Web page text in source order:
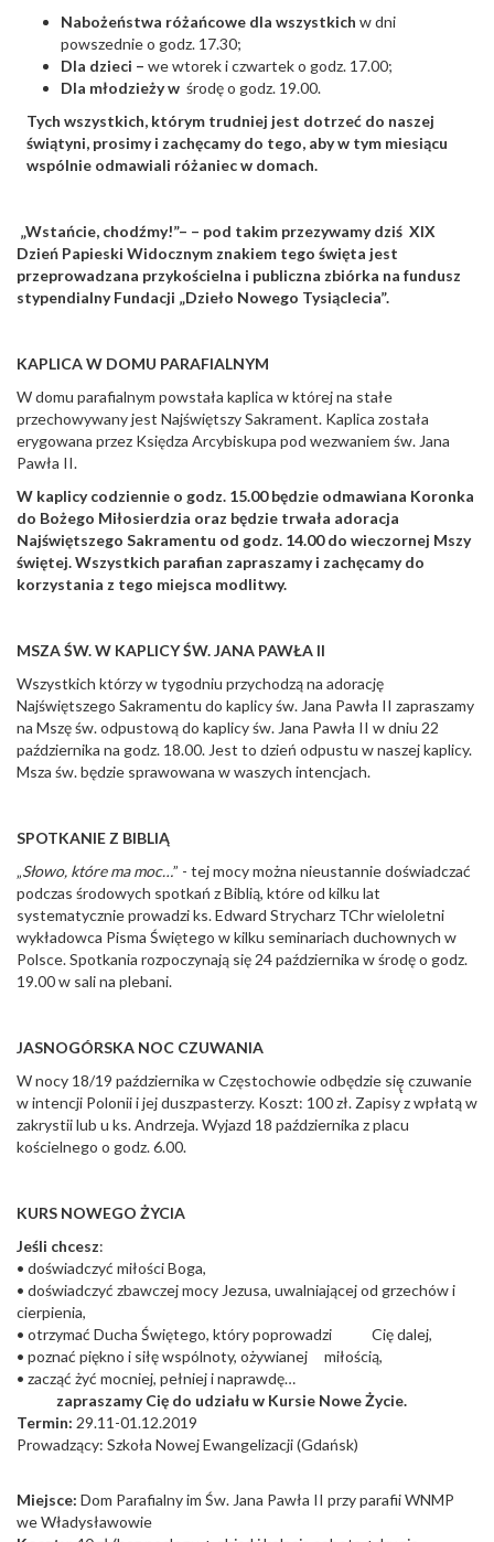
Nabożeństwa różańcowe dla wszystkich w dni
powszednie o godz. 17.30;
Dla dzieci – we wtorek i czwartek o godz. 17.00;
Dla młodzieży w środę o godz. 19.00.
Tych wszystkich, którym trudniej jest dotrzeć do naszej
świątyni, prosimy i zachęcamy do tego, aby w tym miesiącu
wspólnie odmawiali różaniec w domach.
„Wstańcie, chodźmy!”– – pod takim przezywamy dziś XIX
Dzień Papieski Widocznym znakiem tego święta jest
przeprowadzana przykościelna i publiczna zbiórka na fundusz
stypendialny Fundacji „Dzieło Nowego Tysiąclecia”.
KAPLICA W DOMU PARAFIALNYM
W domu parafialnym powstała kaplica w której na stałe
przechowywany jest Najświętszy Sakrament. Kaplica została
erygowana przez Księdza Arcybiskupa pod wezwaniem św. Jana
Pawła II.
W kaplicy codziennie o godz. 15.00 będzie odmawiana Koronka
do Bożego Miłosierdzia oraz będzie trwała adoracja
Najświętszego Sakramentu od godz. 14.00 do wieczornej Mszy
świętej. Wszystkich parafian zapraszamy i zachęcamy do
korzystania z tego miejsca modlitwy.
MSZA ŚW. W KAPLICY ŚW. JANA PAWŁA II
Wszystkich którzy w tygodniu przychodzą na adorację
Najświętszego Sakramentu do kaplicy św. Jana Pawła II zapraszamy
na Mszę św. odpustową do kaplicy św. Jana Pawła II w dniu 22
października na godz. 18.00. Jest to dzień odpustu w naszej kaplicy.
Msza św. będzie sprawowana w waszych intencjach.
SPOTKANIE Z BIBLIĄ
„Słowo, które ma moc…” - tej mocy można nieustannie doświadczać
podczas środowych spotkań z Biblią, które od kilku lat
systematycznie prowadzi ks. Edward Strycharz TChr wieloletni
wykładowca Pisma Świętego w kilku seminariach duchownych w
Polsce. Spotkania rozpoczynają się 24 października w środę o godz.
19.00 w sali na plebani.
JASNOGÓRSKA NOC CZUWANIA
W nocy 18/19 października w Częstochowie odbędzie się̨ czuwanie
w intencji Polonii i jej duszpasterzy. Koszt: 100 zł. Zapisy z wpłatą w
zakrystii lub u ks. Andrzeja. Wyjazd 18 października z placu
kościelnego o godz. 6.00.
KURS NOWEGO ŻYCIA
Jeśli chcesz:
• doświadczyć miłości Boga,
• doświadczyć zbawczej mocy Jezusa, uwalniającej od grzechów i
cierpienia,
• otrzymać Ducha Świętego, który poprowadzi Cię dalej,
• poznać piękno i siłę wspólnoty, ożywianej miłością,
• zacząć żyć mocniej, pełniej i naprawdę…
zapraszamy Cię do udziału w Kursie Nowe Życie.
Termin: 29.11-01.12.2019
Prowadzący: Szkoła Nowej Ewangelizacji (Gdańsk)
Miejsce: Dom Parafialny im Św. Jana Pawła II przy parafii WNMP
we Władysławowie